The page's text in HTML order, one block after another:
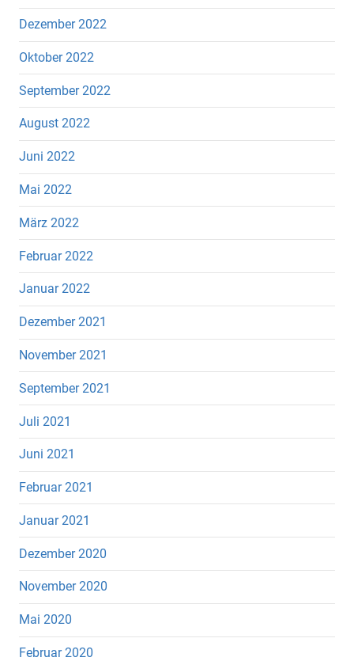
Dezember 2022
Oktober 2022
September 2022
August 2022
Juni 2022
Mai 2022
März 2022
Februar 2022
Januar 2022
Dezember 2021
November 2021
September 2021
Juli 2021
Juni 2021
Februar 2021
Januar 2021
Dezember 2020
November 2020
Mai 2020
Februar 2020